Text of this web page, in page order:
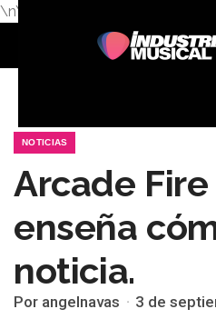
\n\n
NOTICIAS
Arcade Fire
enseña
noticia.
Por angelnavas 3 de